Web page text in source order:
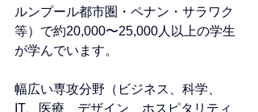
ルンプール都市圏・ペナン・サラワク
等）で約20,000〜25,000人以上の学生
が学んでいます。
幅広い専攻分野（ビジネス、科学、
IT、医療、デザイン、ホスピタリティ